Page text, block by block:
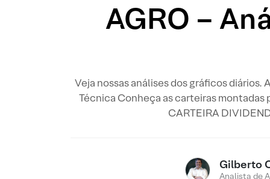
AGRO –
Veja nossas análises dos gráficos
Técnica Conheça as carteiras
CARTEIRA
Gilberto
Analista de